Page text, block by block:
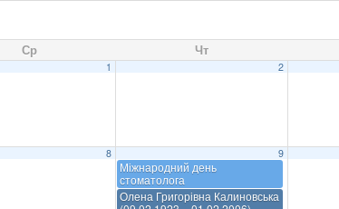
Ср Чт
1 2
8 9
Міжнародний день
стоматолога
Олена Григорівна Калиновська